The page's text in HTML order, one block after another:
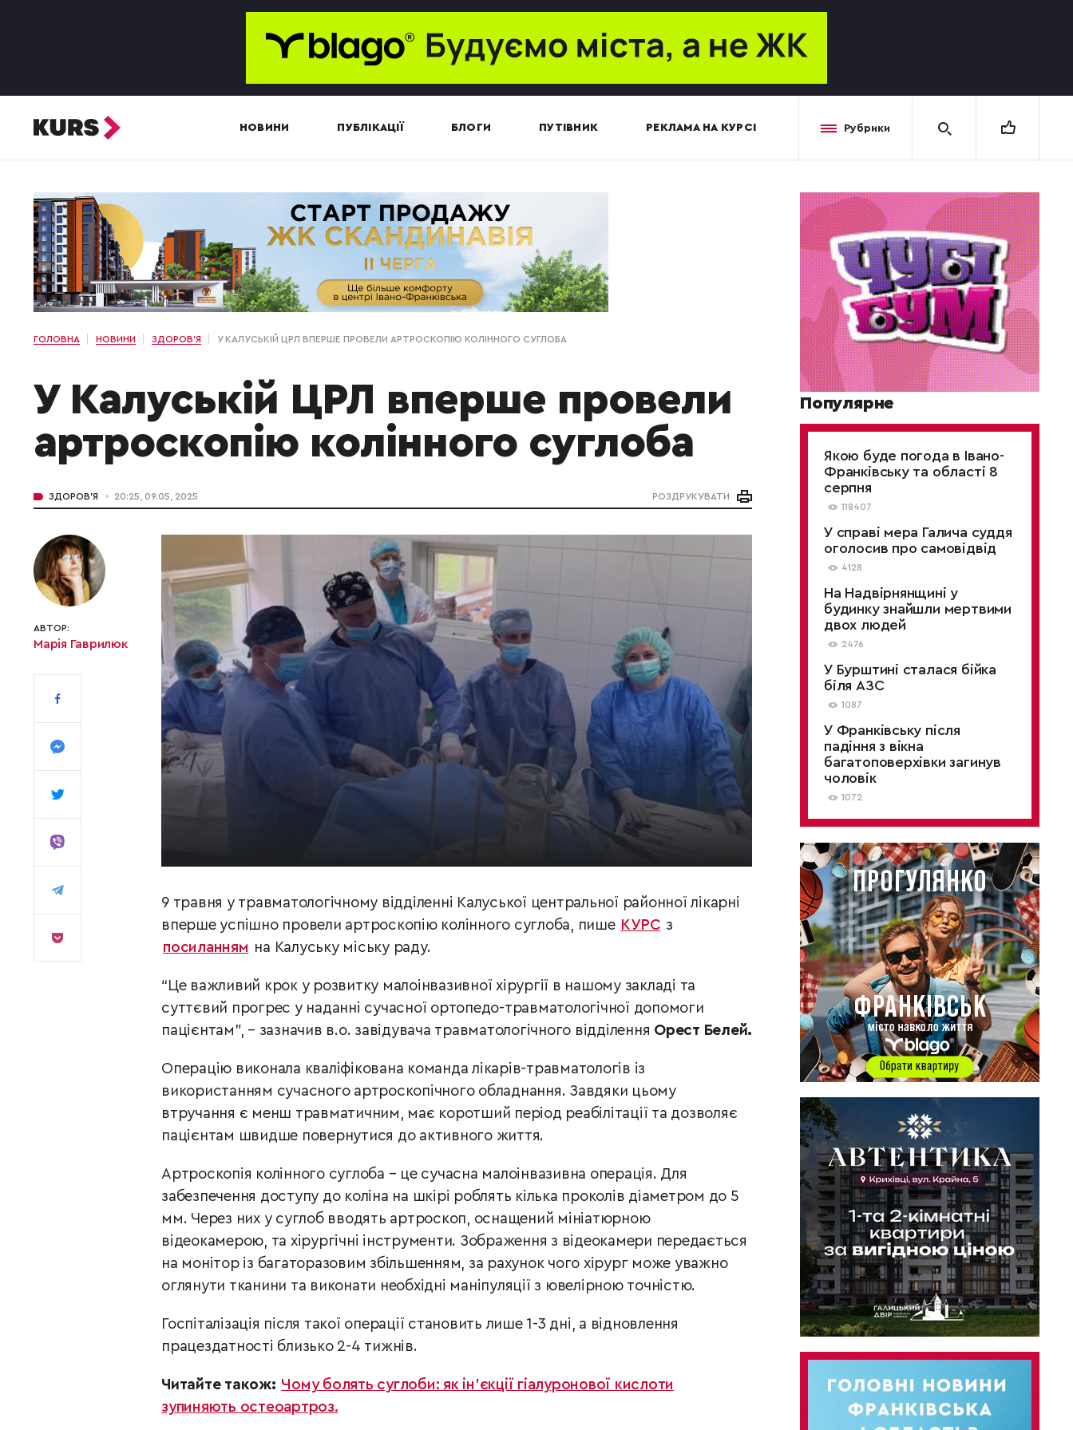
НОВИНИ ПУБЛІКАЦІЇ БЛОГИ ПУТІВНИК РЕКЛАМА НА КУРСІ Рубрики
ГОЛОВНА НОВИНИ ЗДОРОВ'Я У КАЛУСЬКІЙ ЦРЛ ВПЕРШЕ ПРОВЕЛИ АРТРОСКОПІЮ КОЛІННОГО СУГЛОБА
У Калуській ЦРЛ вперше провели
артроскопію колінного суглоба
ЗДОРОВ'Я 20:25, 09.05, 2025 РОЗДРУКУВАТИ
АВТОР:
Марія Гаврилюк
9 травня у травматологічному відділенні Калуської центральної районної лікарні
вперше успішно провели артроскопію колінного суглоба, пише КУРС з
посиланням на Калуську міську раду.
“Це важливий крок у розвитку малоінвазивної хірургії в нашому закладі та
суттєвий прогрес у наданні сучасної ортопедо-травматологічної допомоги
пацієнтам”, – зазначив в.о. завідувача травматологічного відділення Орест Белей.
Операцію виконала кваліфікована команда лікарів-травматологів із
використанням сучасного артроскопічного обладнання. Завдяки цьому
втручання є менш травматичним, має коротший період реабілітації та дозволяє
пацієнтам швидше повернутися до активного життя.
Артроскопія колінного суглоба – це сучасна малоінвазивна операція. Для
забезпечення доступу до коліна на шкірі роблять кілька проколів діаметром до 5
мм. Через них у суглоб вводять артроскоп, оснащений мініатюрною
відеокамерою, та хірургічні інструменти. Зображення з відеокамери передається
на монітор із багаторазовим збільшенням, за рахунок чого хірург може уважно
оглянути тканини та виконати необхідні маніпуляції з ювелірною точністю.
Госпіталізація після такої операції становить лише 1-3 дні, а відновлення
працездатності близько 2-4 тижнів.
Читайте також: Чому болять суглоби: як ін’єкції гіалуронової кислоти
зупиняють остеоартроз.
Популярне
Якою буде погода в Івано-
Франківську та області 8
серпня
118407
У справі мера Галича суддя
оголосив про самовідвід
4128
На Надвірнянщині у
будинку знайшли мертвими
двох людей
2476
У Бурштині сталася бійка
біля АЗС
1087
У Франківську після
падіння з вікна
багатоповерхівки загинув
чоловік
1072